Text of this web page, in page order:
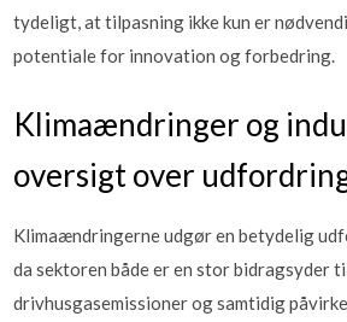
tydeligt, at tilpasning ikke kun er
potentiale for innovation og forbedring.
Klimaændringer og
oversigt over
Klimaændringerne udgør en betydelig
da sektoren både er en stor bidragsyder
drivhusgasemissioner og samtidig